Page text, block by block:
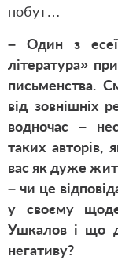
побут…
– Один з
література»
письменства.
від зовнішніх
водночас –
таких авторів,
вас як дуже
– чи це
у своєму
Ушкалов і що
негативу?